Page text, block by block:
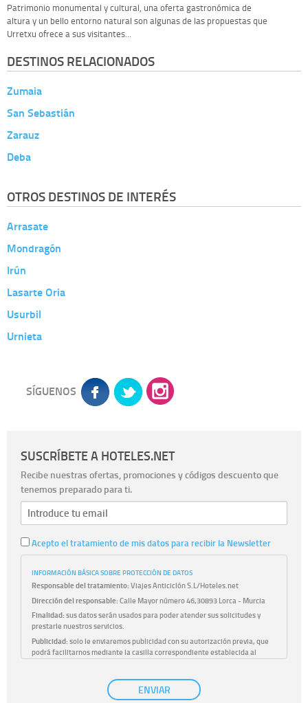
Patrimonio monumental y cultural, una oferta gastronómica de
altura y un bello entorno natural son algunas de las propuestas que
Urretxu ofrece a sus visitantes...
DESTINOS RELACIONADOS
Zumaia
San Sebastián
Zarauz
Deba
OTROS DESTINOS DE INTERÉS
Arrasate
Mondragón
Irún
Lasarte Oria
Usurbil
Urnieta
SÍGUENOS
SUSCRÍBETE A HOTELES.NET
Recibe nuestras ofertas, promociones y códigos descuento que
tenemos preparado para ti.
Acepto el tratamiento de mis datos para recibir la Newsletter
INFORMACIÓN BÁSICA SOBRE PROTECCIÓN DE DATOS
Responsable del tratamiento:Viajes Anticiclón S.L/Hoteles.net
Dirección del responsable:Calle Mayor número 46,30893 Lorca - Murcia
Finalidad:sus datos serán usados para poder atender sus solicitudes y
prestarle nuestros servicios.
Publicidad:solo le enviaremos publicidad con su autorización previa, que
podrá facilitarnos mediante la casilla correspondiente establecida al
únicamente trataremos sus datos con su consentimiento
previo, que podrá facilitarnos mediante la casilla correspondiente
ENVIAR